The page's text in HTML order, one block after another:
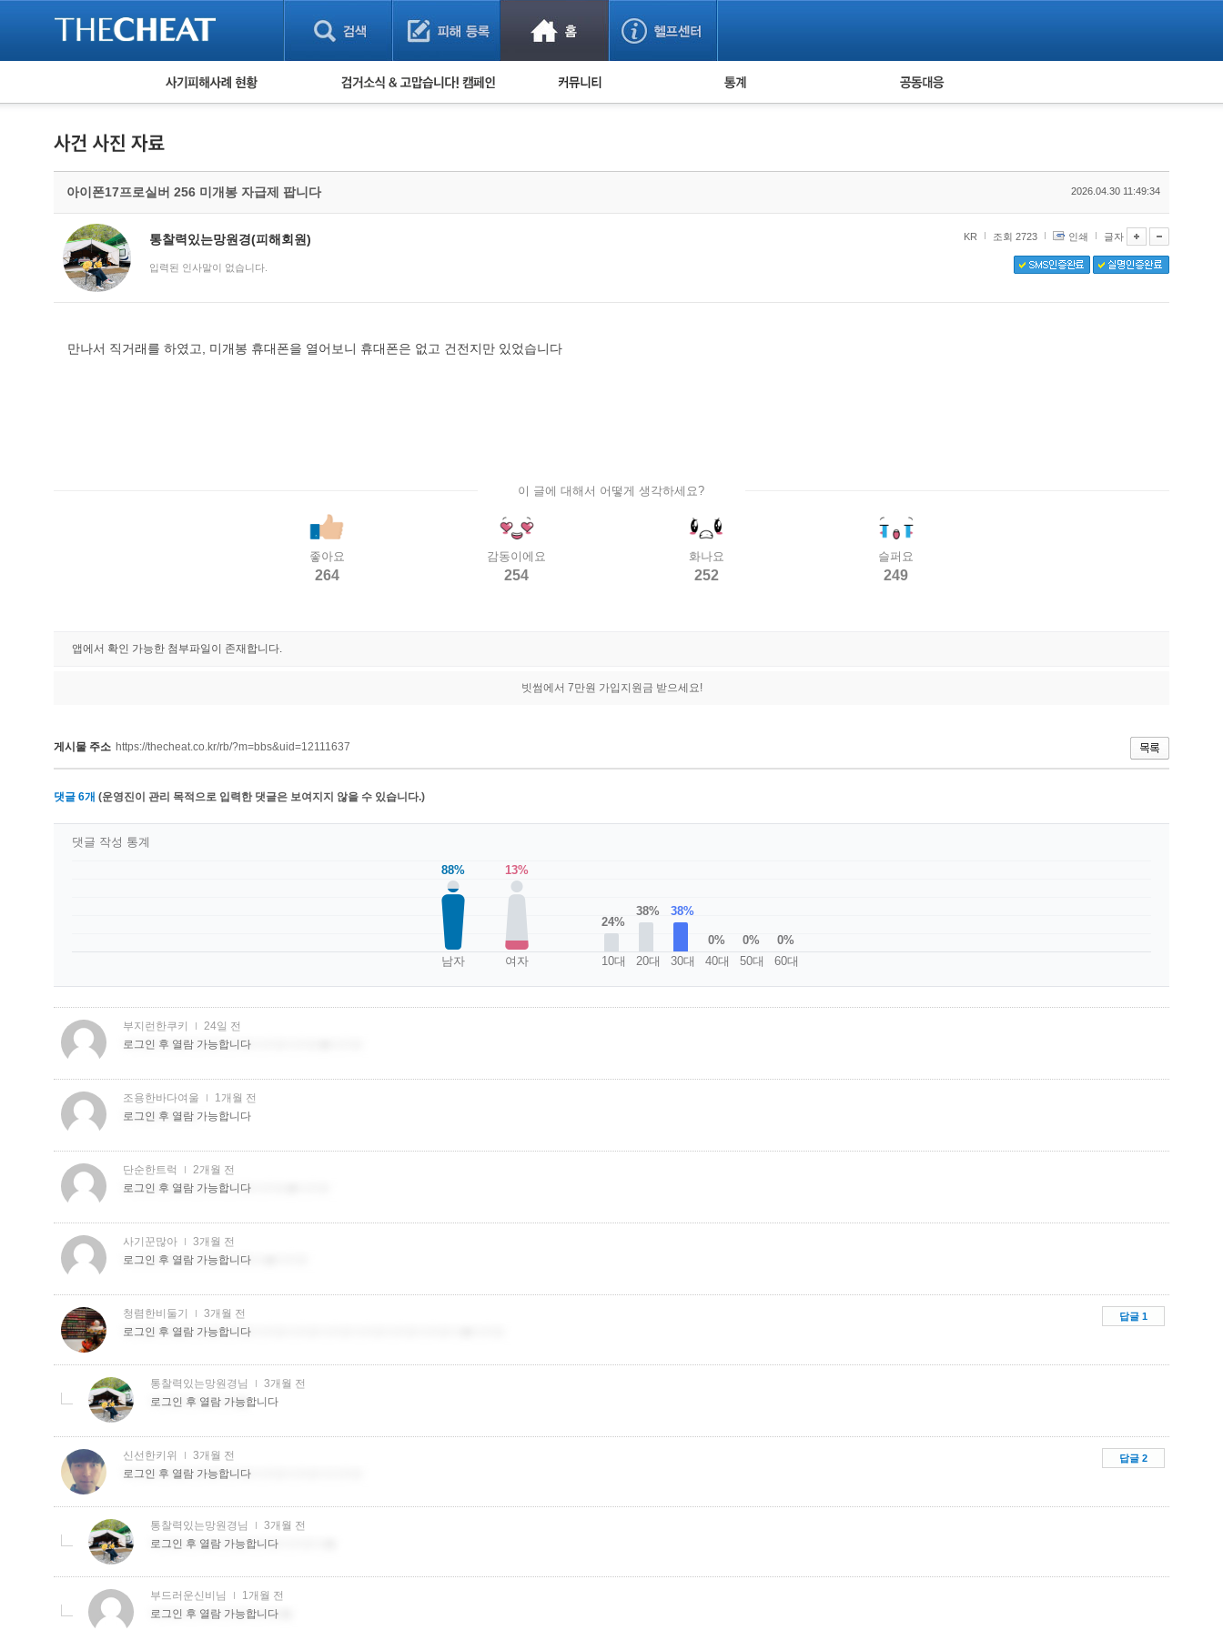
피해사례 현황
보이스피싱 피해사례
유해사이트 목록
비공개 피해사례
워킹홀리데이 피해사례
검거 소식 사기 예방했어요! 누적 피해사례 통계 피해자 공동대응
아이폰17프로실버 256 미개봉 자급제 팝니다 2026.04.30 11:49:34
통찰력있는망원경(피해회원)
입력된 인사말이 없습니다.
KR 조회 2723 인쇄 글자
만나서 직거래를 하였고, 미개봉 휴대폰을 열어보니 휴대폰은 없고 건전지만 있었습니다
이 글에 대해서 어떻게 생각하세요?
좋아요
264
감동이에요
254
화나요
252
슬퍼요
249
앱에서 확인 가능한 첨부파일이 존재합니다.
빗썸에서 7만원 가입지원금 받으세요!
게시물 주소 https://thecheat.co.kr/rb/?m=bbs&uid=12111637
댓글 6개 (운영진이 관리 목적으로 입력한 댓글은 보여지지 않을 수 있습니다.)
88%
남자
13%
여자
24%
10대
38%
20대
38%
30대
0%
40대
0%
50대
0%
60대
댓글 작성 통계